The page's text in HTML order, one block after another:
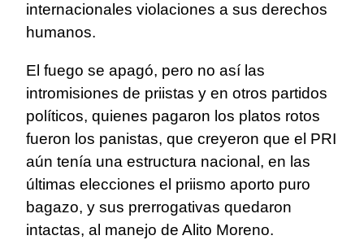
internacionales violaciones a sus derechos
humanos.
El fuego se apagó, pero no así las
intromisiones de priistas y en otros partidos
políticos, quienes pagaron los platos rotos
fueron los panistas, que creyeron que el PRI
aún tenía una estructura nacional, en las
últimas elecciones el priismo aporto puro
bagazo, y sus prerrogativas quedaron
intactas, al manejo de Alito Moreno.